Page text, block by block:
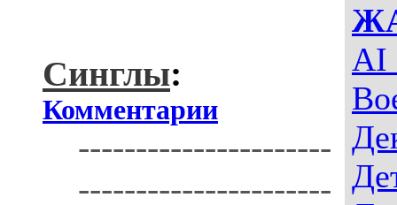
AI
Синглы:
Комментарии
----------------------
----------------------